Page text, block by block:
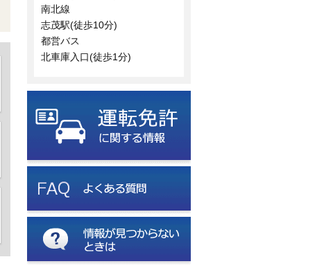
南北線
志茂駅(徒歩10分)
都営バス
北車庫入口(徒歩1分)